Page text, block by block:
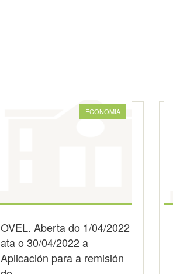
ECONOMIA
OVEL. Aberta do 1/04/2022
ata o 30/04/2022 a
Aplicación para a remisión